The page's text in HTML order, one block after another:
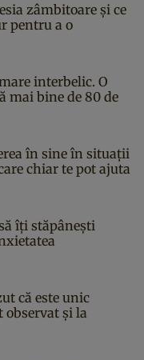
zâmbitoare și ce
pentru a o
interbelic. O
mai bine de 80 de
în sine în situații
chiar te pot ajuta
îți stăpânești
că este unic
observat și la